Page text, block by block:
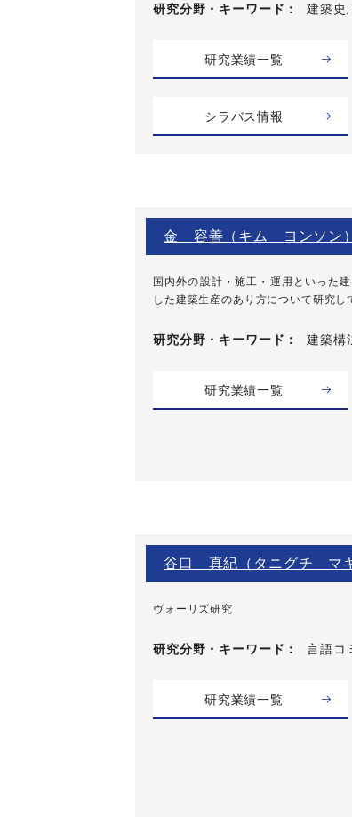
研究分野・ キーワード 建築史,
研究業績一覧
シラバス情報
金 容善（キム ヨンソン）
国内外の設計・施工・運用といった
した建築生産のあり方について研究し
研究分野・ キーワード 建築構
研究業績一覧
谷口 真紀（タニグチ マ
ヴォーリズ研究
研究分野・ キーワード 言語コ
研究業績一覧